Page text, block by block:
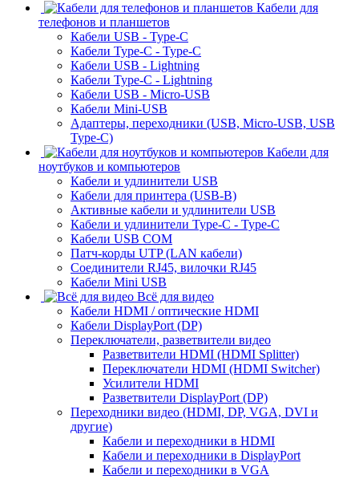
Кабели для
телефонов и планшетов
Кабели USB - Type-C
Кабели Type-C - Type-C
Кабели USB - Lightning
Кабели Type-C - Lightning
Кабели USB - Micro-USB
Кабели Mini-USB
Адаптеры, переходники (USB, Micro-USB, USB
Type-C)
Кабели для
ноутбуков и компьютеров
Кабели и удлинители USB
Кабели для принтера (USB-B)
Активные кабели и удлинители USB
Кабели и удлинители Type-C - Type-C
Кабели USB COM
Патч-корды UTP (LAN кабели)
Соединители RJ45, вилочки RJ45
Кабели Mini USB
Всё для видео
Кабели HDMI / оптические HDMI
Кабели DisplayPort (DP)
Переключатели, разветвители видео
Разветвители HDMI (HDMI Splitter)
Переключатели HDMI (HDMI Switcher)
Усилители HDMI
Разветвители DisplayPort (DP)
Переходники видео (HDMI, DP, VGA, DVI и
другие)
Кабели и переходники в HDMI
Кабели и переходники в DisplayPort
Кабели и переходники в VGA